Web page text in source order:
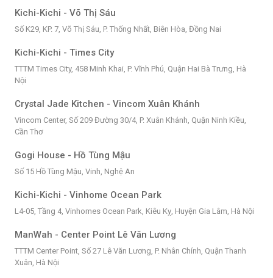
Kichi-Kichi - Võ Thị Sáu
Số K29, KP. 7, Võ Thị Sáu, P. Thống Nhất, Biên Hòa, Đồng Nai
Kichi-Kichi - Times City
TTTM Times City, 458 Minh Khai, P. Vĩnh Phú, Quận Hai Bà Trưng, Hà
Nội
Crystal Jade Kitchen - Vincom Xuân Khánh
Vincom Center, Số 209 Đường 30/4, P. Xuân Khánh, Quận Ninh Kiều,
Cần Thơ
Gogi House - Hồ Tùng Mậu
Số 15 Hồ Tùng Mậu, Vinh, Nghệ An
Kichi-Kichi - Vinhome Ocean Park
L4-05, Tầng 4, Vinhomes Ocean Park, Kiêu Kỵ, Huyện Gia Lâm, Hà Nội
ManWah - Center Point Lê Văn Lương
TTTM Center Point, Số 27 Lê Văn Lương, P. Nhân Chính, Quận Thanh
Xuân, Hà Nội